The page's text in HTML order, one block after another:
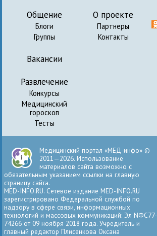
Общение
Блоги
Группы
Вакансии
Развлечение
Конкурсы
Медицинский
гороскоп
Тесты
О проекте
Партнеры
Контакты
Медицинский портал «МЕД-инфо» ©
2011—2026. Использование
материалов сайта возможно с
обязательным указанием ссылки на главную
страницу сайта.
MED-INFO.RU. Сетевое издание MED-INFO.RU
зарегистрировано Федеральной службой по
надзору в сфере связи, информационных
технологий и массовых коммуникаций: Эл NФС77-
74266 от 09 ноября 2018 года. Учредитель и
главный редактор Плисенкова Оксана